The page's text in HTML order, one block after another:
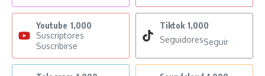
Youtube 1,000
Suscriptores
Suscribirse
Tiktok 1,000
SeguidoresSeguir